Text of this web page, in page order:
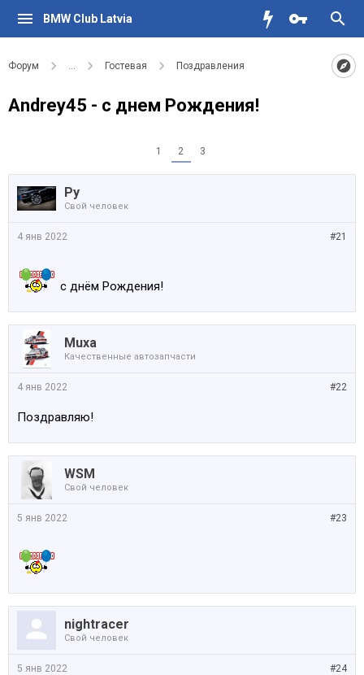
BMW Club Latvia
Форум ... Гостевая Поздравления
Andrey45 - с днем Рождения!
1 2 3
Ру
Свой человек
#21
4 янв 2022
с днём Рождения!
Muxa
Качественные автозапчасти
#22
4 янв 2022
Поздравляю!
WSM
Свой человек
#23
5 янв 2022
nightracer
Свой человек
#24
5 янв 2022